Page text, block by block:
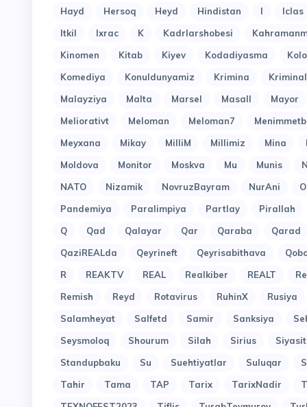
Hayd
Hersoq Heyd Hindistan I
Iclas
Itkil
Ixrac K Kadrlarshobesi
Kinomen
Kitab Kiyev Kodadiyasma
Komediya
Konuldunyamiz Krimina
Kriminal
Malayziya
Malta Marsel Masall
Mayor
Meliorativt
Meloman Meloman7
Meyxana
Mikay MilliM Millimiz Mina
Moldova
Monitor Moskva Mu Munis
NATO
Nizamik NovruzBayram NurAni
O
Pandemiya
Paralimpiya Partlay
Pirallah
Q
Qad Qalayar Qar Qaraba
Qarad
QaziREALda
Qeyrineft Qeyrisabithava
R
REAKTV REAL Realkiber REALT
Remish
Reyd Rotavirus RuhinX
Rusiya
Salamheyat
Salfetd Samir Sanksiya
Seysmoloq
Shourum Silah Sirius
Siyasit
Standupbaku
Su Suehtiyatlar Suluqar
Tahir
Tama TAP Tarix TarixNadir